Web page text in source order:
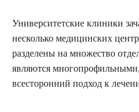
Университетские клиники
несколько медицинских
разделены на множество
являются
всесторонний подход к